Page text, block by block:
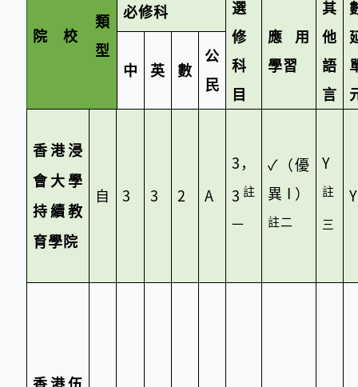
院 校
類
型
必修科
選
修
科
目
應用
學習
其
他
語
言
中 英 數
公
民
香港浸
會大學
持續教
育學院
自 3 3 2 A
3，
3 註
一
✓ （優
異I）
註二
Y
註
三
Y